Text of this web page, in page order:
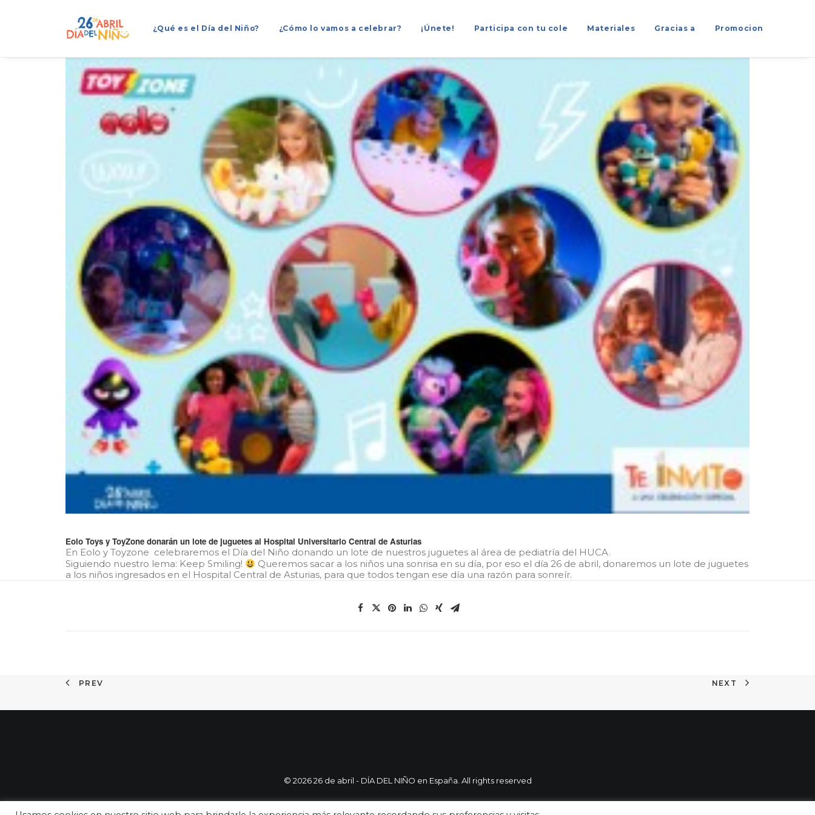
¿Qué es el Día del Niño? ¿Cómo lo vamos a celebrar? ¡Únete! Participa con tu cole Materiales Gracias a Promocion
Eolo Toys y ToyZone donarán un lote de juguetes al Hospital Universitario Central de Asturias
En Eolo y Toyzone celebraremos el Día del Niño donando un lote de nuestros juguetes al área de pediatría del HUCA.
Siguiendo nuestro lema: Keep Smiling!
Queremos sacar a los niños una sonrisa en su día, por eso el día 26 de abril, donaremos un lote de juguetes
a los niños ingresados en el Hospital Central de Asturias, para que todos tengan ese día una razón para sonreír.
PREV NEXT
© 2026 26 de abril - DÍA DEL NIÑO en España. All rights reserved